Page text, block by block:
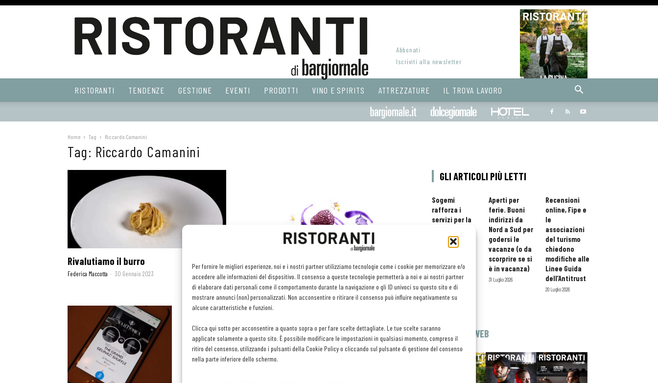
Per fornire le migliori esperienze, noi e i nostri partner utilizziamo tecnologie come i cookie per memorizzare e/o
accedere alle informazioni del dispositivo. Il consenso a queste tecnologie permetterà a noi e ai nostri partner
di elaborare dati personali come il comportamento durante la navigazione o gli ID univoci su questo sito e di
mostrare annunci (non) personalizzati. Non acconsentire o ritirare il consenso può influire negativamente su
alcune caratteristiche e funzioni.
Clicca qui sotto per acconsentire a quanto sopra o per fare scelte dettagliate. Le tue scelte saranno
applicate solamente a questo sito. È possibile modificare le impostazioni in qualsiasi momento, compreso il
ritiro del consenso, utilizzando i pulsanti della Cookie Policy o cliccando sul pulsante di gestione del consenso
nella parte inferiore dello schermo.
Web
Abbonati
Iscriviti alla newsletter
RISTORANTI TENDENZE GESTIONE EVENTI PRODOTTI VINO E SPIRITS ATTREZZATURE IL TROVA LAVORO
Bargiornale dolcegiornale
Home Tag Riccardo Camanini
Tag: Riccardo Camanini
Rivalutiamo il burro
Federica Maccotta - 30 Gennaio 2023
C’è fermento in cucina: è il momento dei
fermentati
Flavia Fresia - 24 Maggio 2018
GLI ARTICOLI PIÙ LETTI
Sogemi
rafforza i
servizi per la
orario esteso
e tessera
professionisti
HoReCa
29 Luglio 2026
Aperti per
ferie. Buoni
indirizzi da
Nord a Sud per
godersi le
vacanze (o da
scorprire se si
è in vacanza)
31 Luglio 2026
Recensioni
online, Fipe e
le
associazioni
del turismo
chiedono
modifiche alle
Linee Guida
dell’Antitrust
20 Luglio 2026
EDICOLA WEB